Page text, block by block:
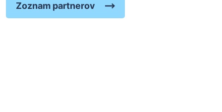
Zoznam partnerov